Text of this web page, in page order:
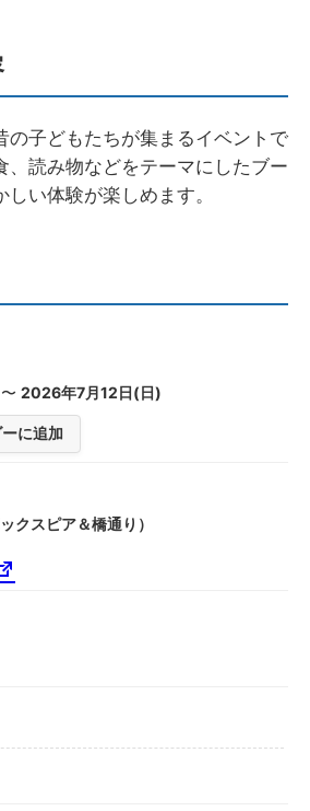
の子どもたちが集まるイベントで
、読み物などをテーマにしたブー
い体験が楽しめます。
〜 2026年7月12日(日)
に追加
クスピア＆橋通り）